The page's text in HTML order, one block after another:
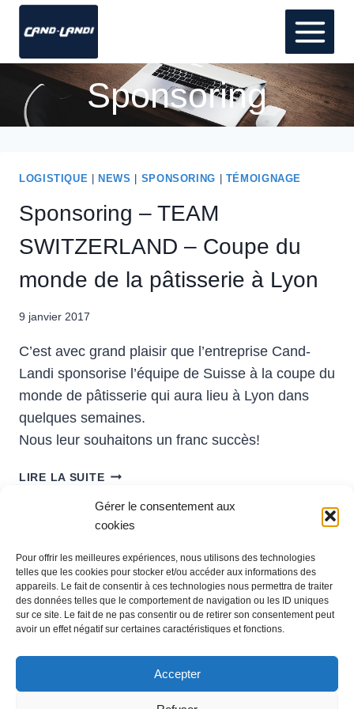
Gérer le consentement aux
cookies
Pour offrir les meilleures expériences, nous utilisons des technologies
telles que les cookies pour stocker et/ou accéder aux informations des
appareils. Le fait de consentir à ces technologies nous permettra de traiter
des données telles que le comportement de navigation ou les ID uniques
sur ce site. Le fait de ne pas consentir ou de retirer son consentement peut
avoir un effet négatif sur certaines caractéristiques et fonctions.
Accepter
Aller
contenu
Sponsoring
LOGISTIQUE NEWS SPONSORING TÉMOIGNAGE
Sponsoring – TEAM
SWITZERLAND – Coupe du
monde de la pâtisserie à Lyon
9 janvier 2017
C’est avec grand plaisir que l’entreprise Cand-
Landi sponsorise l’équipe de Suisse à la coupe du
monde de pâtisserie qui aura lieu à Lyon dans
quelques semaines.
Nous leur souhaitons un franc succès!
LIRE LA SUITE SPONSORING
TEAM
SWITZERLAND
COUPE
DU
MONDE
DE
PÂTISSERIE
LYON
Administration
Ch. du Grandsonnet 3
1422 Grandson
Exploitation
Zone Industrielle La Poissine 14
: +41 24 447 42 00